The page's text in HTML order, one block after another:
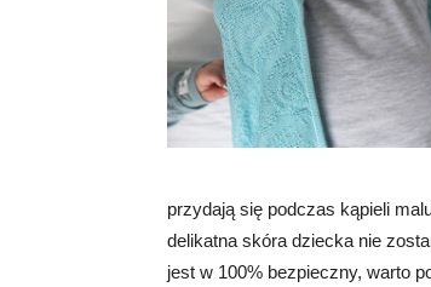
przydają się podczas kąpieli
delikatna skóra dziecka nie
jest w 100% bezpieczny, warto